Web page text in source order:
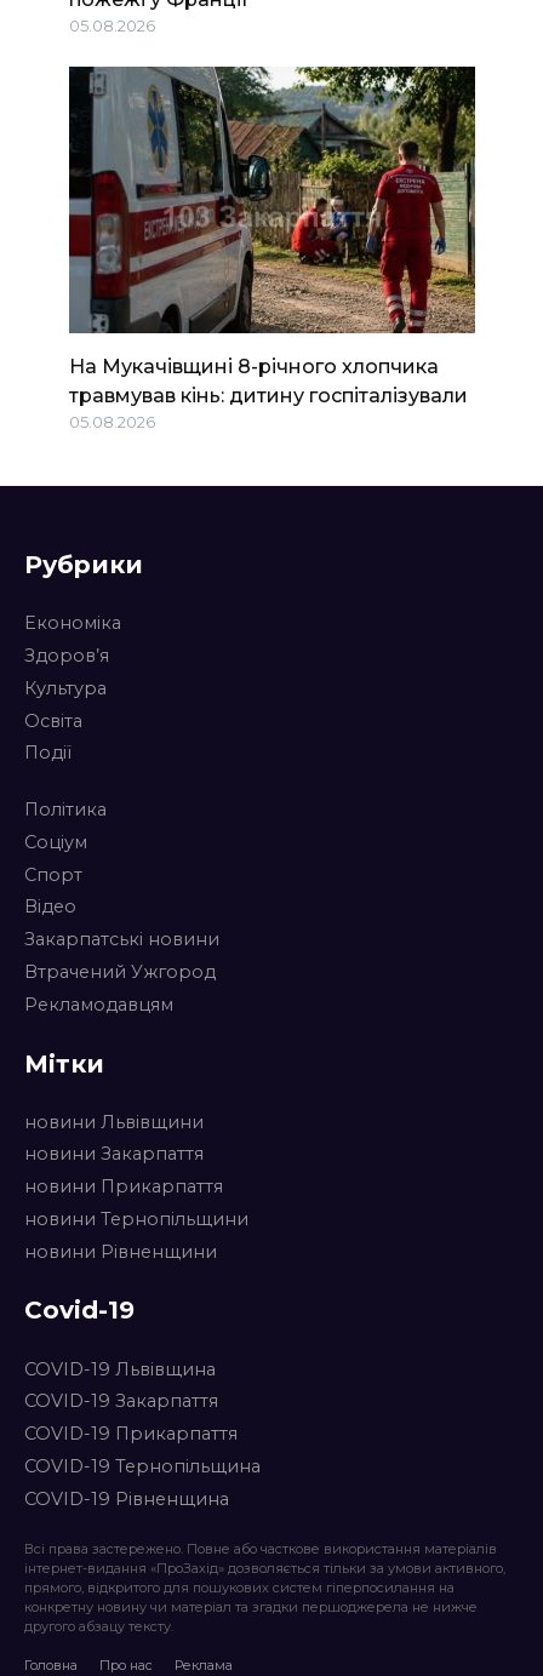
05.08.2026
На Мукачівщині 8-річного хлопчика
травмував кінь: дитину госпіталізували
05.08.2026
Рубрики
Економіка
Здоров’я
Культура
Освіта
Події
Політика
Соціум
Спорт
Відео
Закарпатські новини
Втрачений Ужгород
Рекламодавцям
Мітки
новини Львівщини
новини Закарпаття
новини Прикарпаття
новини Тернопільщини
новини Рівненщини
Covid-19
COVID-19 Львівщина
COVID-19 Закарпаття
COVID-19 Прикарпаття
COVID-19 Тернопільщина
COVID-19 Рівненщина
Всі права застережено. Повне або часткове використання матеріалів
інтернет-видання «ПроЗахід» дозволяється тільки за умови активного,
прямого, відкритого для пошукових систем гіперпосилання на
конкретну новину чи матеріал та згадки першоджерела не нижче
другого абзацу тексту.
Головна Про нас Реклама